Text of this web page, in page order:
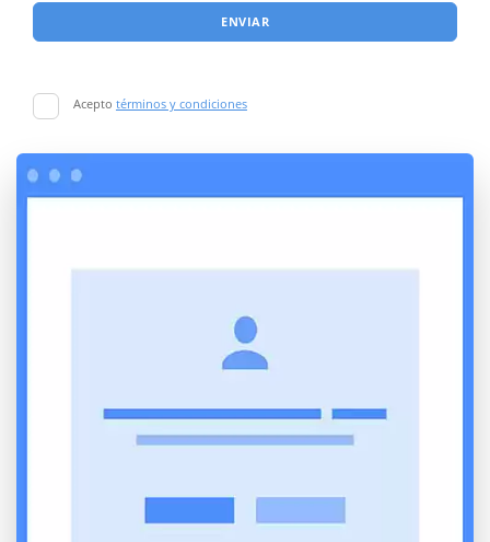
ENVIAR
Acepto términos y condiciones